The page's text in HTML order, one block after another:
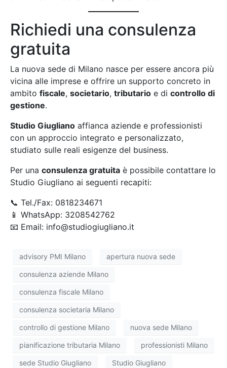
Richiedi una consulenza
gratuita
La nuova sede di Milano nasce per essere ancora più
vicina alle imprese e offrire un supporto concreto in
ambito fiscale, societario, tributario e di controllo di
gestione.
Studio Giugliano affianca aziende e professionisti
con un approccio integrato e personalizzato,
studiato sulle reali esigenze del business.
Per una consulenza gratuita è possibile contattare lo
Studio Giugliano ai seguenti recapiti:
📞 Tel./Fax: 0818234671
📱 WhatsApp: 3208542762
📧 Email: info@studiogiugliano.it
advisory PMI Milano apertura nuova sede
consulenza aziende Milano
consulenza fiscale Milano
consulenza societaria Milano
controllo di gestione Milano nuova sede Milano
pianificazione tributaria Milano professionisti Milano
sede Studio Giugliano Studio Giugliano